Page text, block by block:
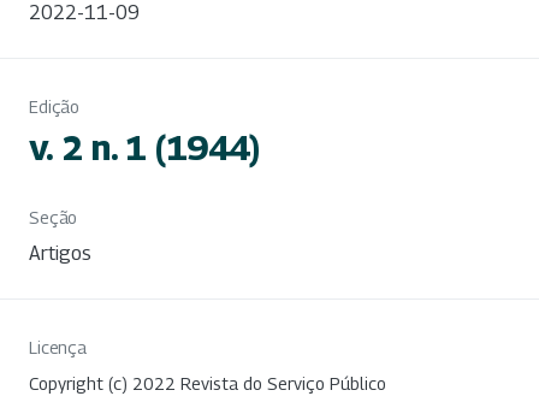
2022-11-09
Edição
v. 2 n. 1 (1944)
Seção
Artigos
Licença
Copyright (c) 2022 Revista do Serviço Público